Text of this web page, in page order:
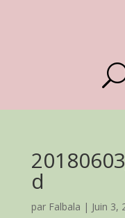
d
par Falbala | Juin 3,